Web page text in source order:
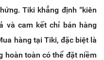
Tiki khẳng định “kiên
và cam kết chỉ bán hàng
hàng tại Tiki, đặc biệt là
hoàn toàn có thể đặt niềm